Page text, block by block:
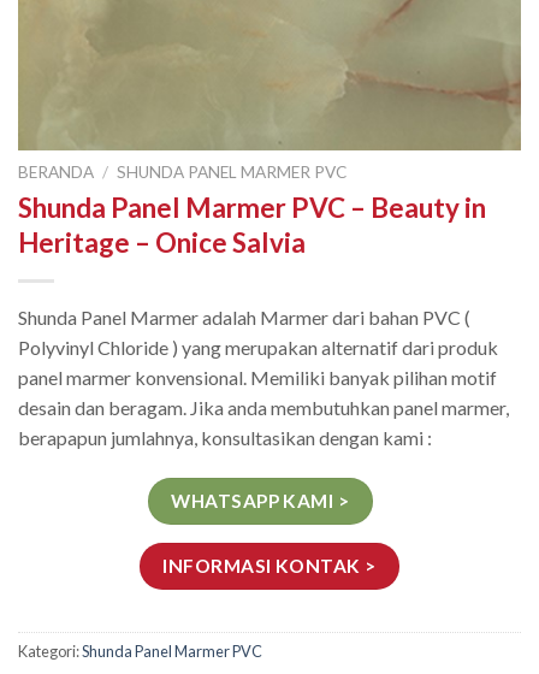
BERANDA / SHUNDA PANEL MARMER PVC
Shunda Panel Marmer PVC – Beauty in
Heritage – Onice Salvia
Shunda Panel Marmer adalah Marmer dari bahan PVC (
Polyvinyl Chloride ) yang merupakan alternatif dari produk
panel marmer konvensional. Memiliki banyak pilihan motif
desain dan beragam. Jika anda membutuhkan panel marmer,
berapapun jumlahnya, konsultasikan dengan kami :
WHATSAPP KAMI >
INFORMASI KONTAK >
Kategori:Shunda Panel Marmer PVC